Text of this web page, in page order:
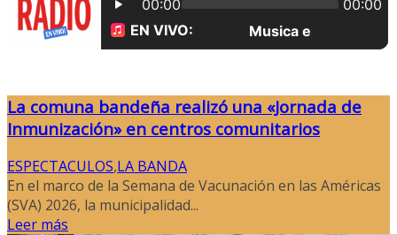
La comuna bandeña realizó una «Jornada de
Inmunización» en centros comunitarios
ESPECTACULOS,LA BANDA
En el marco de la Semana de Vacunación en las Américas
(SVA) 2026, la municipalidad...
Leer más